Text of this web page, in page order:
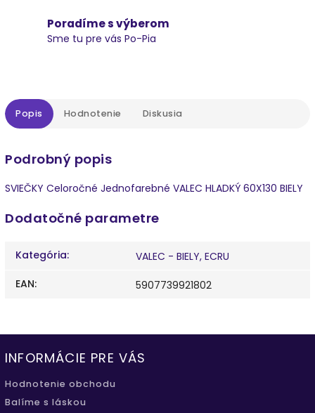
Poradíme s výberom
Sme tu pre vás Po-Pia
Popis Hodnotenie Diskusia
Podrobný popis
SVIEČKY Celoročné Jednofarebné VALEC HLADKÝ 60X130 BIELY
Dodatočné parametre
Kategória:
VALEC - BIELY, ECRU
EAN: 5907739921802
INFORMÁCIE PRE VÁS
Hodnotenie obchodu
Balíme s láskou